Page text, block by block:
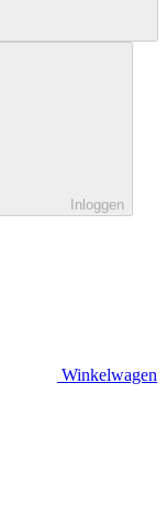
Inloggen
Winkelwagen